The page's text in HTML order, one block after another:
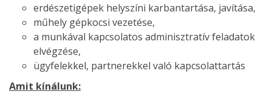
erdészetigépek helyszíni karbantartása, javítása,
műhely gépkocsi vezetése,
a munkával kapcsolatos adminisztratív feladatok
elvégzése,
ügyfelekkel, partnerekkel való kapcsolattartás
Amit kínálunk: